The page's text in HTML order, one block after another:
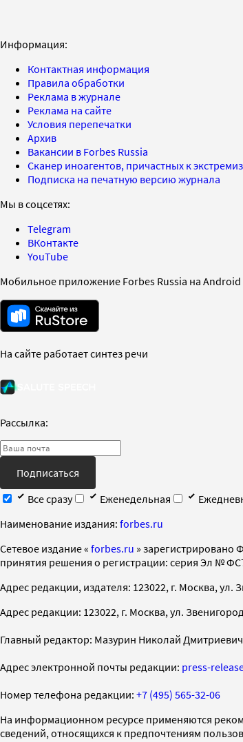
Информация:
Контактная информация
Правила обработки
Реклама в журнале
Реклама на сайте
Условия перепечатки
Архив
Вакансии в Forbes Russia
Сканер иноагентов, причастных к
Подписка на печатную версию журнала
Мы в соцсетях:
Telegram
ВКонтакте
YouTube
Мобильное приложение Forbes Russia на Android
На сайте работает синтез речи
Рассылка:
Подписаться
Все сразу
Еженедельная
Наименование издания: forbes.ru
Cетевое издание « forbes.ru » зарегистрировано
принятия решения о регистрации: серия Эл №
Адрес редакции, издателя: 123022, г. Москва, ул.
Адрес редакции: 123022, г. Москва, ул.
Главный редактор: Мазурин Николай Дмитриевич
Адрес электронной почты редакции: press-
Номер телефона редакции: +7 (495) 565-32-06
На информационном ресурсе применяются
сведений, относящихся к предпочтениям